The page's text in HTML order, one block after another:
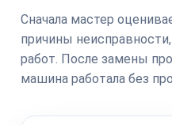
Сначала мастер
причины
работ. После замены
машина работала без